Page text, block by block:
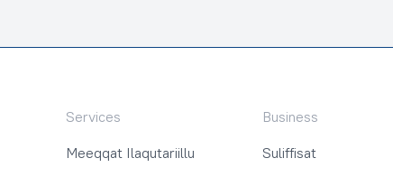
Services
Meeqqat Ilaqutariillu
Business
Suliffisat